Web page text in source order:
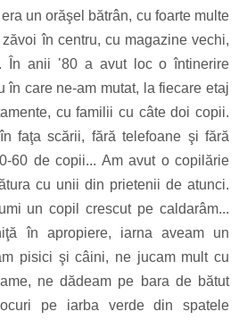
un orăşel bătrân, cu foarte multe
în centru, cu magazine vechi,
În anii ᾽80 a avut loc o întinerire
în care ne-am mutat, la fiecare etaj
cu familii cu câte doi copii.
faţa scării, fără telefoane şi fără
60 de copii... Am avut o copilărie
cu unii din prietenii de atunci.
un copil crescut pe caldarâm...
în apropiere, iarna aveam un
pisici şi câini, ne jucam mult cu
ne dădeam pe bara de bătut
pe iarba verde din spatele